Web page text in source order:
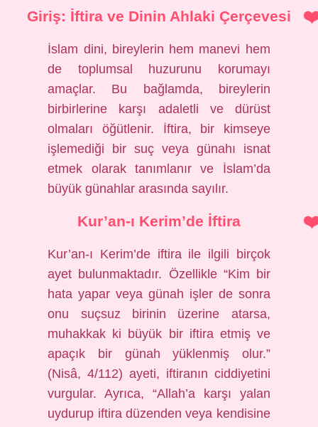
Giriş: İftira ve Dinin Ahlaki Çerçevesi
İslam dini, bireylerin hem manevi hem
de toplumsal huzurunu korumayı
amaçlar. Bu bağlamda, bireylerin
birbirlerine karşı adaletli ve dürüst
olmaları öğütlenir. İftira, bir kimseye
işlemediği bir suç veya günahı isnat
etmek olarak tanımlanır ve İslam’da
büyük günahlar arasında sayılır.
Kur’an-ı Kerim’de İftira
Kur’an-ı Kerim’de iftira ile ilgili birçok
ayet bulunmaktadır. Özellikle “Kim bir
hata yapar veya günah işler de sonra
onu suçsuz birinin üzerine atarsa,
muhakkak ki büyük bir iftira etmiş ve
apaçık bir günah yüklenmiş olur.”
(Nisâ, 4/112) ayeti, iftiranın ciddiyetini
vurgular. Ayrıca, “Allah’a karşı yalan
uydurup iftira düzenden veya kendisine